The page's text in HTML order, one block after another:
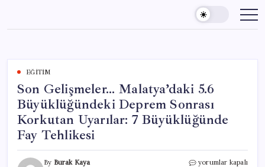
content
EĞITIM
Son Gelişmeler… Malatya’daki 5.6
Büyüklüğündeki Deprem Sonrası
Korkutan Uyarılar: 7 Büyüklüğünde
Fay Tehlikesi
By Burak Kaya
Son
yorumlar kapalı